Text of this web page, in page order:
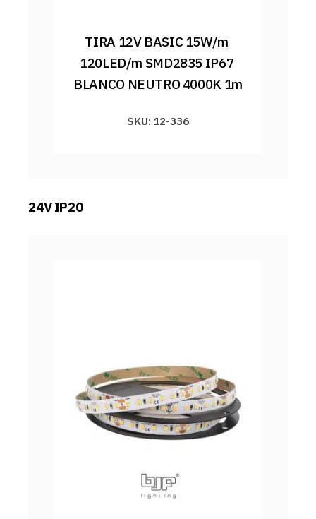
TIRA 12V BASIC 15W/m
120LED/m SMD2835 IP67
BLANCO NEUTRO 4000K 1m
SKU: 12-336
24V IP20